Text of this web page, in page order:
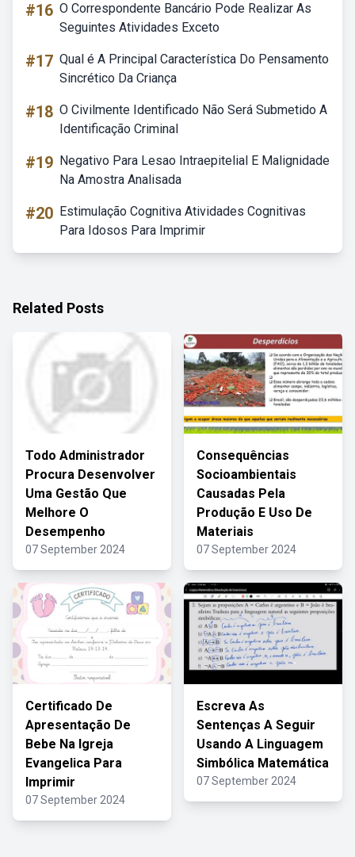
#16 O Correspondente Bancário Pode Realizar As
Seguintes Atividades Exceto
#17 Qual é A Principal Característica Do Pensamento
Sincrético Da Criança
#18 O Civilmente Identificado Não Será Submetido A
Identificação Criminal
#19 Negativo Para Lesao Intraepitelial E Malignidade
Na Amostra Analisada
#20 Estimulação Cognitiva Atividades Cognitivas
Para Idosos Para Imprimir
Related Posts
Todo Administrador
Procura Desenvolver
Uma Gestão Que
Melhore O
Desempenho
07 September 2024
Consequências
Socioambientais
Causadas Pela
Produção E Uso De
Materiais
07 September 2024
Certificado De
Apresentação De
Bebe Na Igreja
Evangelica Para
Imprimir
07 September 2024
Escreva As
Sentenças A Seguir
Usando A Linguagem
Simbólica Matemática
07 September 2024